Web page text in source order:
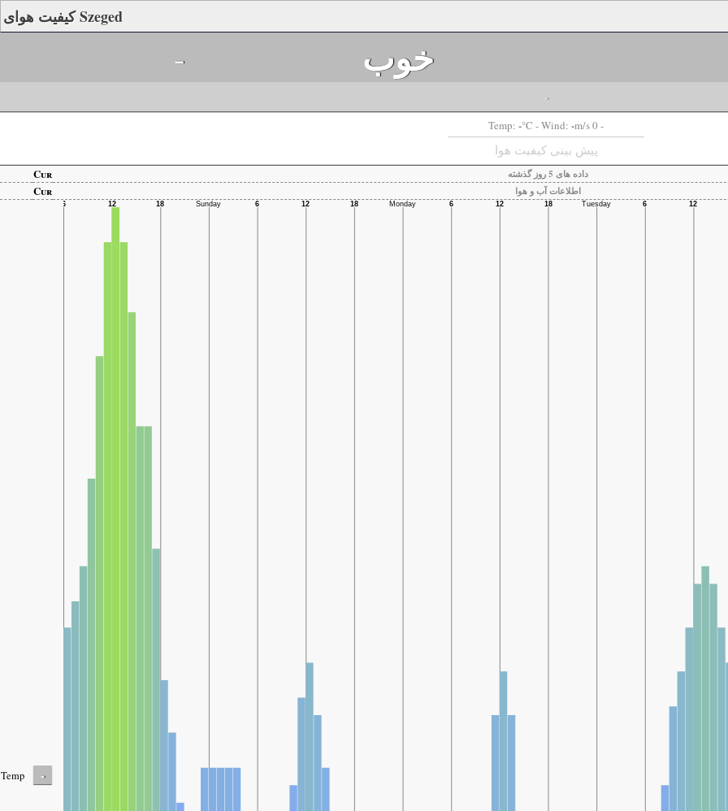
کیفیت هوای Szeged
- خوب
-
Temp: -°C - Wind: -m/s 0 -
پیش بینی کیفیت هوا
Cur داده های 5 روز گذشته
Cur اطلاعات آب و هوا
Temp -